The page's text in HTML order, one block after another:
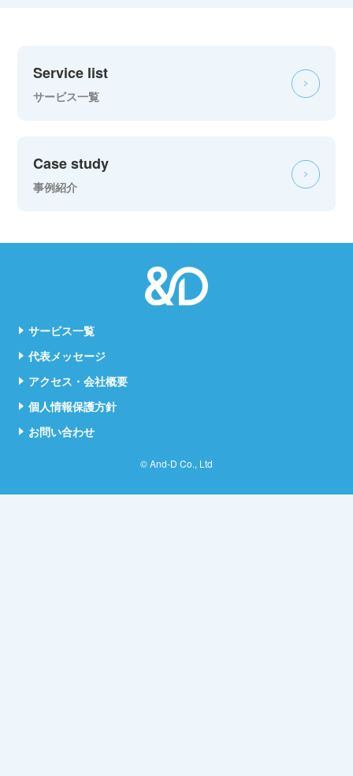
Service list
サービス一覧
Case study
事例紹介
サービス一覧
代表メッセージ
アクセス・会社概要
個人情報保護方針
お問い合わせ
© And-D Co., Ltd